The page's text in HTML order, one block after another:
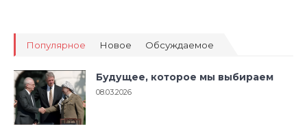
Популярное Новое Обсуждаемое
Будущее, которое мы выбираем
08.03.2026